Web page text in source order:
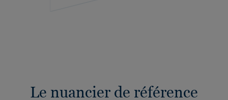
Le nuancier de référence